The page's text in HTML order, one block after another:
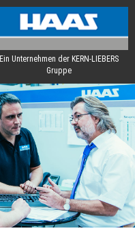
Ein Unternehmen der KERN-LIEBERS
Gruppe